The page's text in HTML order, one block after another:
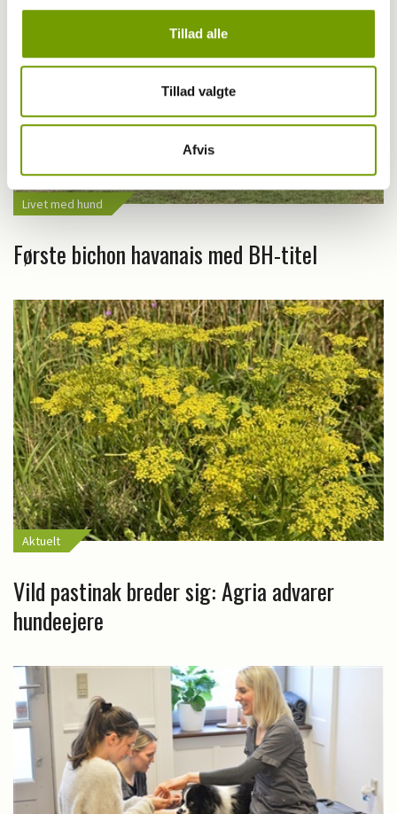
Tillad alle
Tillad valgte
Afvis
Livet med hund
Første bichon havanais med BH-titel
Aktuelt
Vild pastinak breder sig: Agria advarer
hundeejere